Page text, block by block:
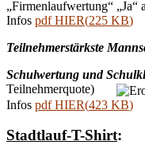
„Firmenlaufwertung“ „Ja“
Infos pdfHIER(225 KB)
Teilnehmerstärkste
Schulwertung und
Teilnehmerquote)
Infos pdfHIER(423 KB)
Stadtlauf-T-Shirt: